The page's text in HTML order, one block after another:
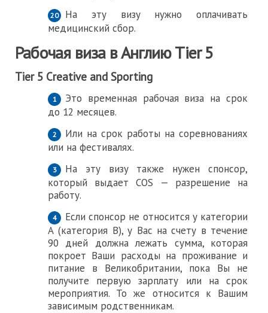
На эту визу нужно оплачивать
медицинский сбор.
Рабочая виза в Англию Tier 5
Tier 5 Creative and Sporting
Это временная рабочая виза на срок
до 12 месяцев.
Или на срок работы на соревнованиях
или на фестивалях.
На эту визу также нужен спонсор,
который выдает COS — разрешение на
работу.
Если спонсор не относится у категории
А (категория В), у Вас на счету в течение
90 дней должна лежать сумма, которая
покроет Ваши расходы на проживание и
питание в Великобритании, пока Вы не
получите первую зарплату или на срок
мероприятия. То же относится к Вашим
зависимым родственникам.